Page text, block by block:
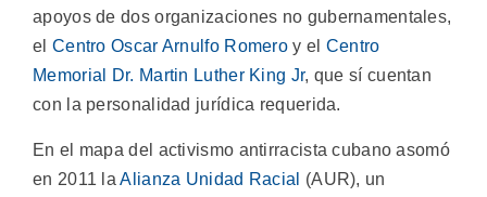
apoyos de dos organizaciones no gubernamentales,
el Centro Oscar Arnulfo Romero y el Centro
Memorial Dr. Martin Luther King Jr, que sí cuentan
con la personalidad jurídica requerida.
En el mapa del activismo antirracista cubano asomó
en 2011 laAlianza Unidad Racial
(AUR), un